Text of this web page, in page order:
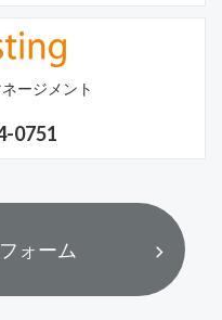
ージメント
0751
ォーム